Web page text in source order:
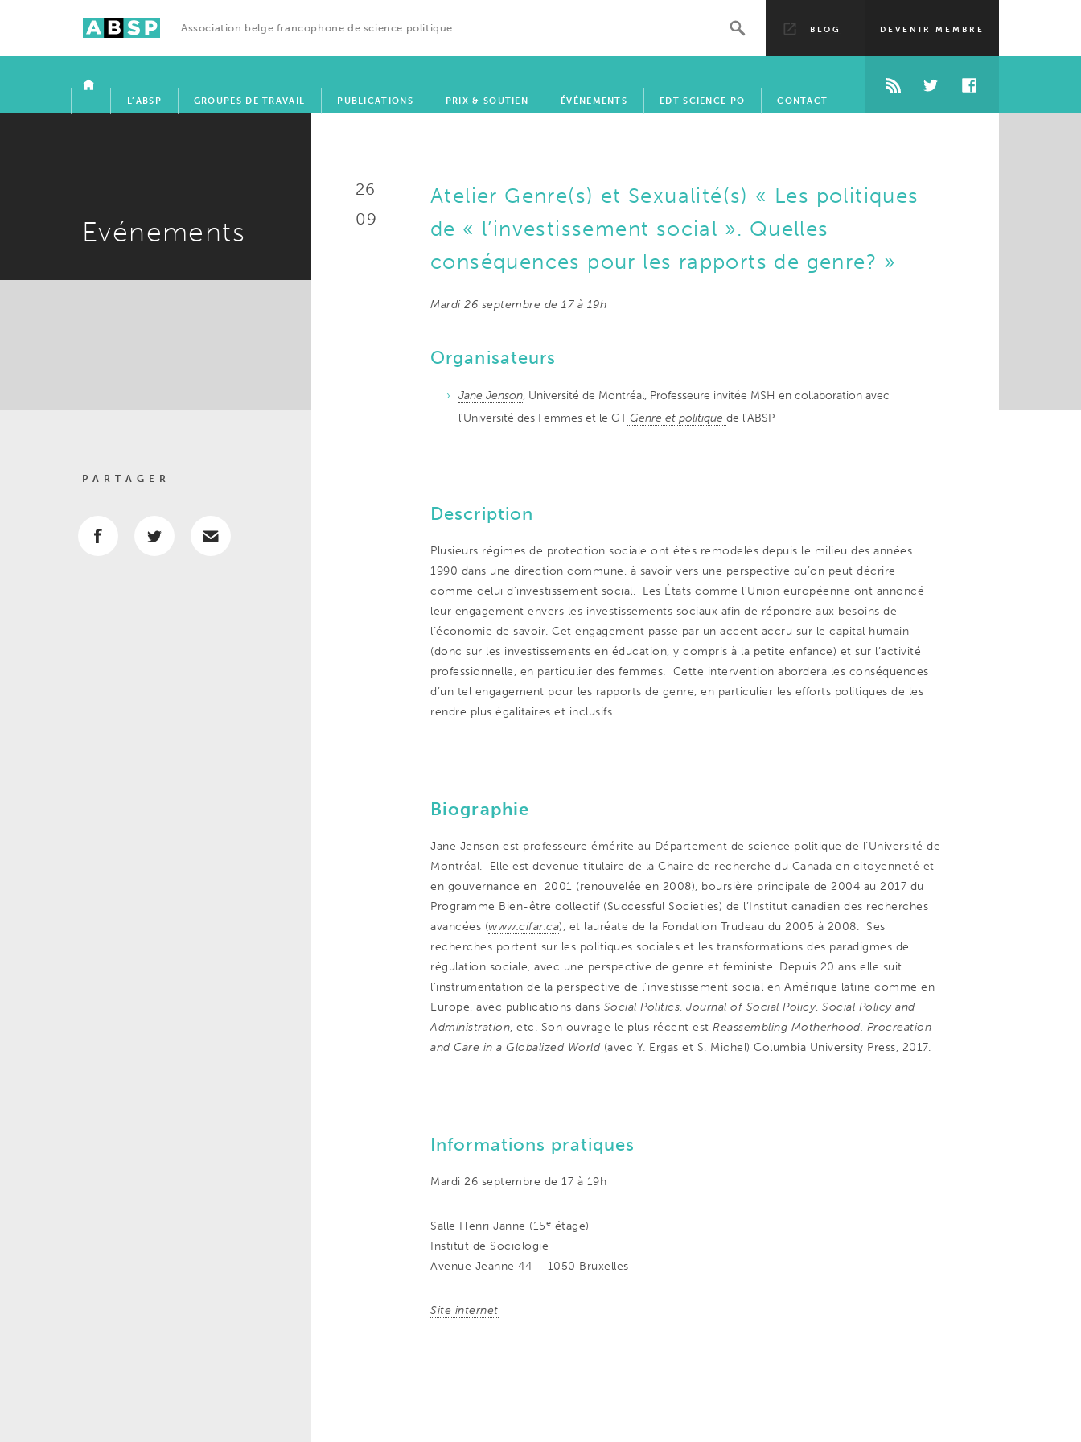
Association belge francophone de science politique DEVENIR MEMBRE
BLOG
ACCUEIL
L’ABSP
GROUPES DE TRAVAIL PUBLICATIONS PRIX & SOUTIEN ÉVÉNEMENTS EDT SCIENCE PO CONTACT
Evénements
PARTAGER
26
09
Atelier Genre(s) et Sexualité(s) « Les politiques
de « l’investissement social ». Quelles
conséquences pour les rapports de genre? »
Mardi 26 septembre de 17 à 19h
Organisateurs
Jane Jenson, Université de Montréal, Professeure invitée MSH en collaboration avec
l’Université des Femmes et le GTGenre et politique de l’ABSP
Description
Plusieurs régimes de protection sociale ont étés remodelés depuis le milieu des années
1990 dans une direction commune, à savoir vers une perspective qu’on peut décrire
comme celui d’investissement social. Les États comme l’Union européenne ont annoncé
leur engagement envers les investissements sociaux afin de répondre aux besoins de
l’économie de savoir. Cet engagement passe par un accent accru sur le capital humain
(donc sur les investissements en éducation, y compris à la petite enfance) et sur l’activité
professionnelle, en particulier des femmes. Cette intervention abordera les conséquences
d’un tel engagement pour les rapports de genre, en particulier les efforts politiques de les
rendre plus égalitaires et inclusifs.
Biographie
Jane Jenson est professeure émérite au Département de science politique de l’Université de
Montréal. Elle est devenue titulaire de la Chaire de recherche du Canada en citoyenneté et
en gouvernance en 2001 (renouvelée en 2008), boursière principale de 2004 au 2017 du
Programme Bien-être collectif (Successful Societies) de l’Institut canadien des recherches
avancées (www.cifar.ca), et lauréate de la Fondation Trudeau du 2005 à 2008. Ses
recherches portent sur les politiques sociales et les transformations des paradigmes de
régulation sociale, avec une perspective de genre et féministe. Depuis 20 ans elle suit
l’instrumentation de la perspective de l’investissement social en Amérique latine comme en
Europe, avec publications dans Social Politics, Journal of Social Policy, Social Policy and
Administration, etc. Son ouvrage le plus récent est Reassembling Motherhood. Procreation
and Care in a Globalized World (avec Y. Ergas et S. Michel) Columbia University Press, 2017.
Informations pratiques
Mardi 26 septembre de 17 à 19h
Salle Henri Janne (15e étage)
Institut de Sociologie
Avenue Jeanne 44 – 1050 Bruxelles
Site internet